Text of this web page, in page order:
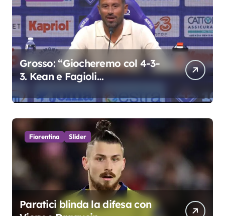
Grosso: “Giocheremo col 4-3-
3. Kean e Fagioli
colpo”
Fiorentina Slider
Paratici blinda la difesa con